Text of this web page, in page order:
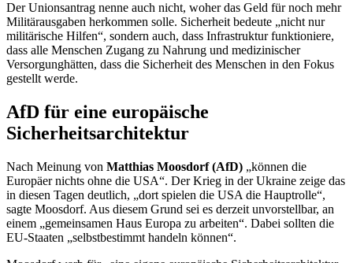
Der Unionsantrag nenne auch nicht, woher das Geld für noch mehr
Militärausgaben herkommen solle. Sicherheit bedeute „nicht nur
militärische Hilfen“, sondern auch, dass Infrastruktur funktioniere,
dass alle Menschen Zugang zu Nahrung und medizinischer
Versorgunghätten, dass die Sicherheit des Menschen in den Fokus
gestellt werde.
AfD für eine europäische
Sicherheitsarchitektur
Nach Meinung von Matthias Moosdorf (AfD) „können die
Europäer nichts ohne die USA“. Der Krieg in der Ukraine zeige das
in diesen Tagen deutlich, „dort spielen die USA die Hauptrolle“,
sagte Moosdorf. Aus diesem Grund sei es derzeit unvorstellbar, an
einem „gemeinsamen Haus Europa zu arbeiten“. Dabei sollten die
EU-Staaten „selbstbestimmt handeln können“.